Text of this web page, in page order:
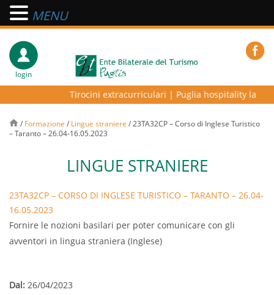
login
Tirocini extracurriculari|Puglia hospitality lab –
/ Formazione / Lingue straniere /23TA32CP – Corso di Inglese Turistico
– Taranto – 26.04-16.05.2023
LINGUE STRANIERE
23TA32CP – CORSO DI INGLESE TURISTICO – TARANTO – 26.04-
16.05.2023
Fornire le nozioni basilari per poter comunicare con gli
avventori in lingua straniera (Inglese)
Dal: 26/04/2023
MENU